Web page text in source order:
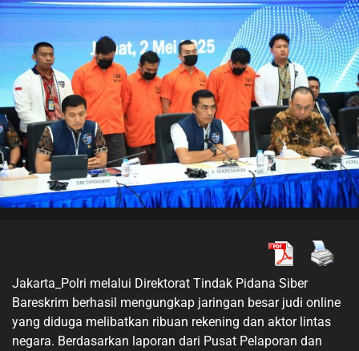
Jakarta_Polri melalui Direktorat Tindak Pidana Siber
Bareskrim berhasil mengungkap jaringan besar judi online
yang diduga melibatkan ribuan rekening dan aktor lintas
negara. Berdasarkan laporan dari Pusat Pelaporan dan